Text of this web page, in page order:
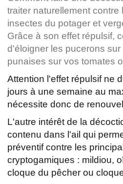
traiter naturellement contre
insectes du potager et
Grâce à son effet répulsif,
d'éloigner les pucerons
punaises sur vos tomates
Attention l'effet répulsif ne
jours à une semaine au
nécessite donc de
L'autre intérêt de la
contenu dans l'ail qui
préventif contre les
cryptogamiques : mildiou,
cloque du pêcher ou